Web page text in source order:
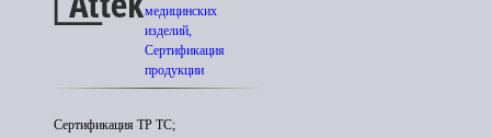
медицинских
изделий,
Сертификация
продукции
Сертификация ТР ТС;